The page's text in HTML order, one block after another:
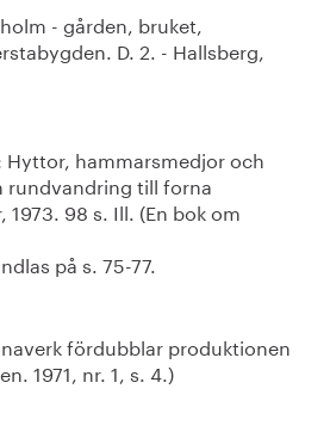
- gården, bruket,
D. 2. - Hallsberg,
hammarsmedjor och
rundvandring till forna
1973. 98 s. Ill. (En bok om
på s. 75-77.
fördubblar produktionen
1971, nr. 1, s. 4.)